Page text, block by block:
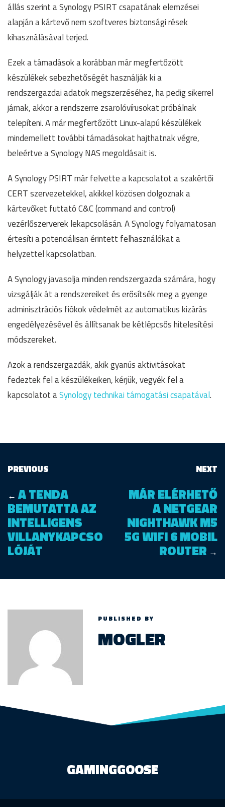
állás szerint a Synology PSIRT csapatának elemzései
alapján a kártevő nem szoftveres biztonsági rések
kihasználásával terjed.
Ezek a támadások a korábban már megfertőzött
készülékek sebezhetőségét használják ki a
rendszergazdai adatok megszerzéséhez, ha pedig sikerrel
járnak, akkor a rendszerre zsarolóvírusokat próbálnak
telepíteni. A már megfertőzött Linux-alapú készülékek
mindemellett további támadásokat hajthatnak végre,
beleértve a Synology NAS megoldásait is.
A Synology PSIRT már felvette a kapcsolatot a szakértői
CERT szervezetekkel, akikkel közösen dolgoznak a
kártevőket futtató C&C (command and control)
vezérlőszerverek lekapcsolásán. A Synology folyamatosan
értesíti a potenciálisan érintett felhasználókat a
helyzettel kapcsolatban.
A Synology javasolja minden rendszergazda számára, hogy
vizsgálják át a rendszereiket és erősítsék meg a gyenge
adminisztrációs fiókok védelmét az automatikus kizárás
engedélyezésével és állítsanak be kétlépcsős hitelesítési
módszereket.
Azok a rendszergazdák, akik gyanús aktivitásokat
fedeztek fel a készülékeiken, kérjük, vegyék fel a
kapcsolatot aSynology technikai támogatási csapatával.
PREVIOUS
← A TENDA
BEMUTATTA AZ
INTELLIGENS
VILLANYKAPCSO
LÓJÁT
NEXT
MÁR ELÉRHETŐ
A NETGEAR
NIGHTHAWK M5
5G WIFI 6 MOBIL
ROUTER →
PUBLISHED BY
MOGLER
GAMINGGOOSE